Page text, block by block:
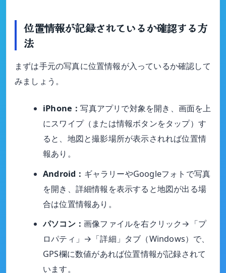
位置情報が記録されているか確認する方
法
まずは手元の写真に位置情報が入っているか確認して
みましょう。
iPhone：写真アプリで対象を開き、画面を上
にスワイプ（または情報ボタンをタップ）す
ると、地図と撮影場所が表示されれば位置情
報あり。
Android： ギャラリーやGoogleフォトで写真
を開き、詳細情報を表示すると地図が出る場
合は位置情報あり。
パソコン： 画像ファイルを右クリック→「プ
ロパティ」→「詳細」タブ（Windows）で、
GPS欄に数値があれば位置情報が記録されて
います。